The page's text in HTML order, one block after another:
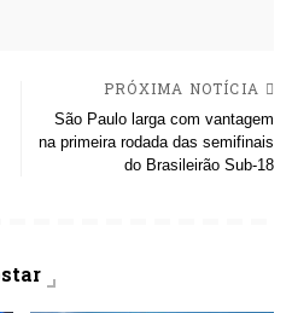
PRÓXIMA NOTÍCIA
São Paulo larga com vantagem
na primeira rodada das semifinais
do Brasileirão Sub-18